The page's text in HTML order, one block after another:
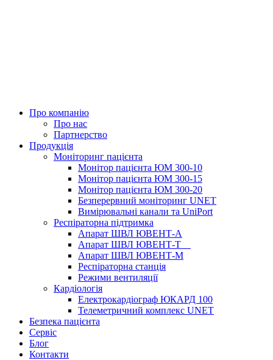
Про компанію
Про нас
Партнерство
Продукція
Моніторинг пацієнта
Монітор пацієнта ЮМ 300-10
Монітор пацієнта ЮМ 300-15
Монітор пацієнта ЮМ 300-20
Безперервний моніторинг UNET
Вимірювальні канали та UniPort
Респіраторна підтримка
Апарат ШВЛ ЮВЕНТ-А
Апарат ШВЛ ЮВЕНТ‑Т
Апарат ШВЛ ЮВЕНТ-М
Респіраторна станція
Режими вентиляції
Кардіологія
Електрокардіограф ЮКАРД 100
Телеметричний комплекс UNET
Безпека пацієнта
Сервіс
Блог
Контакти